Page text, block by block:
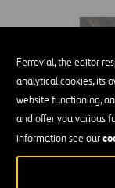
Ferrovial, the editor
analytical cookies, its
website functioning,
and offer you various
information see our